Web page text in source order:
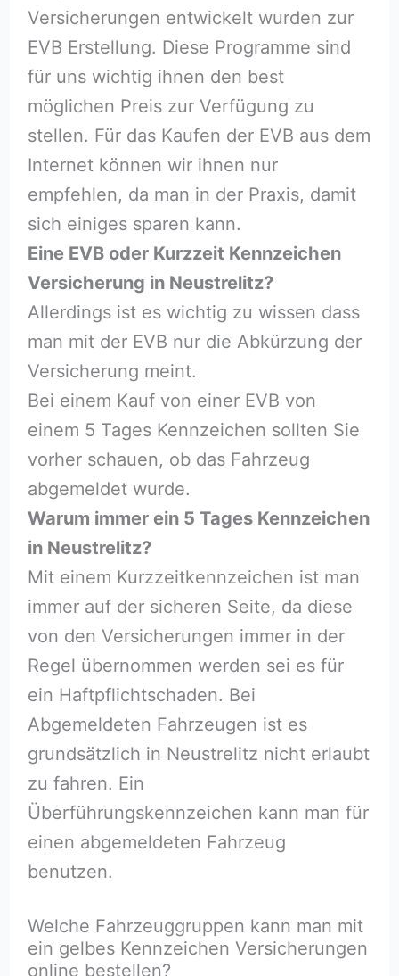
Versicherungen entwickelt wurden zur
EVB Erstellung. Diese Programme sind
für uns wichtig ihnen den best
möglichen Preis zur Verfügung zu
stellen. Für das Kaufen der EVB aus dem
Internet können wir ihnen nur
empfehlen, da man in der Praxis, damit
sich einiges sparen kann.
Eine EVB oder Kurzzeit Kennzeichen
Versicherung in Neustrelitz?
Allerdings ist es wichtig zu wissen dass
man mit der EVB nur die Abkürzung der
Versicherung meint.
Bei einem Kauf von einer EVB von
einem 5 Tages Kennzeichen sollten Sie
vorher schauen, ob das Fahrzeug
abgemeldet wurde.
Warum immer ein 5 Tages Kennzeichen
in Neustrelitz?
Mit einem Kurzzeitkennzeichen ist man
immer auf der sicheren Seite, da diese
von den Versicherungen immer in der
Regel übernommen werden sei es für
ein Haftpflichtschaden. Bei
Abgemeldeten Fahrzeugen ist es
grundsätzlich in Neustrelitz nicht erlaubt
zu fahren. Ein
Überführungskennzeichen kann man für
einen abgemeldeten Fahrzeug
benutzen.
Welche Fahrzeuggruppen kann man mit
ein gelbes Kennzeichen Versicherungen
online bestellen?